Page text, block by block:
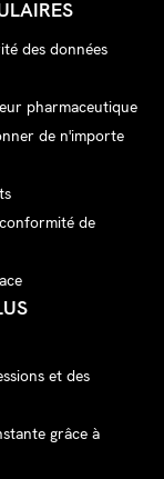
des données
pharmaceutique
de n'importe
de
et des
grâce à